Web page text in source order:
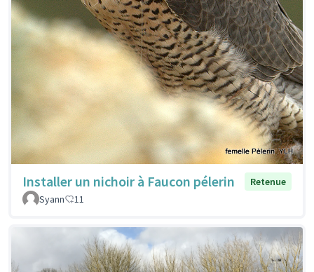
Installer un nichoir à Faucon pélerin
Retenue
Syann
11